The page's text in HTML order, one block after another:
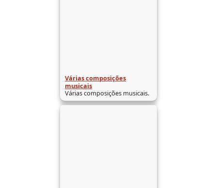
Várias composições
musicais
Várias composições musicais.